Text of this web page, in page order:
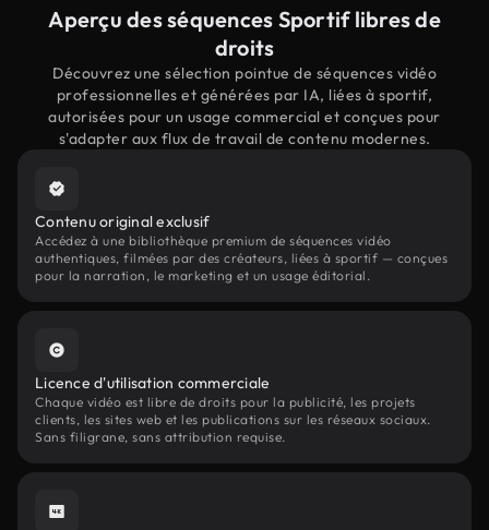
Aperçu des séquences Sportif libres de
droits
Découvrez une sélection pointue de séquences vidéo
professionnelles et générées par IA, liées à sportif,
autorisées pour un usage commercial et conçues pour
s'adapter aux flux de travail de contenu modernes.
Contenu original exclusif
Accédez à une bibliothèque premium de séquences vidéo
authentiques, filmées par des créateurs, liées à sportif — conçues
pour la narration, le marketing et un usage éditorial.
Licence d'utilisation commerciale
Chaque vidéo est libre de droits pour la publicité, les projets
clients, les sites web et les publications sur les réseaux sociaux.
Sans filigrane, sans attribution requise.